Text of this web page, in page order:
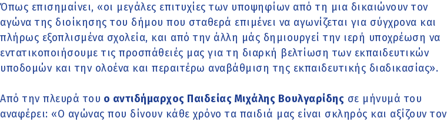
Όπως επισημαίνει, «οι μεγάλες επιτυχίες των υποψηφίων από τη μια δικαιώνουν τον
αγώνα της διοίκησης του δήμου που σταθερά επιμένει να αγωνίζεται για σύγχρονα και
πλήρως εξοπλισμένα σχολεία, και από την άλλη μάς δημιουργεί την ιερή υποχρέωση να
εντατικοποιήσουμε τις προσπάθειές μας για τη διαρκή βελτίωση των εκπαιδευτικών
υποδομών και την ολοένα και περαιτέρω αναβάθμιση της εκπαιδευτικής διαδικασίας».
Από την πλευρά του ο αντιδήμαρχος Παιδείας Μιχάλης Βουλγαρίδης σε μήνυμά του
αναφέρει: «Ο αγώνας που δίνουν κάθε χρόνο τα παιδιά μας είναι σκληρός και αξίζουν τον